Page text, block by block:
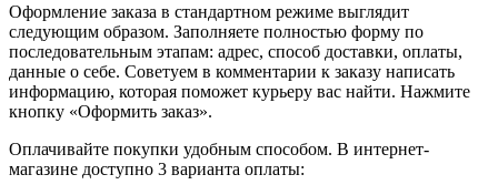
Оформление заказа в стандартном режиме выглядит
следующим образом. Заполняете полностью форму по
последовательным этапам: адрес, способ доставки, оплаты,
данные о себе. Советуем в комментарии к заказу написать
информацию, которая поможет курьеру вас найти. Нажмите
кнопку «Оформить заказ».
Оплачивайте покупки удобным способом. В интернет-
магазине доступно 3 варианта оплаты: